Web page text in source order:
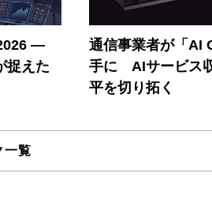
―
捉えた
通信事業者が「AI
手に AIサービス
平を切り拓く
一覧